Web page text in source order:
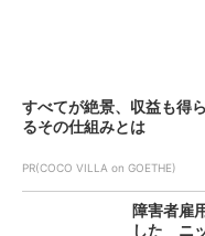
すべてが絶景、収益も得
るその仕組みとは
PR(COCO VILLA on GOETHE)
障害者雇
した ニ